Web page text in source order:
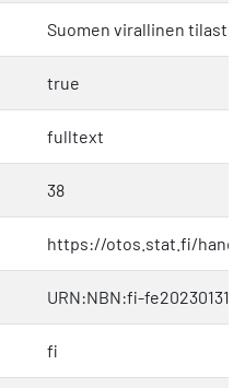
Suomen virallinen tilasto
true
fulltext
38
https://otos.stat.fi/
URN:NBN:fi-
fi